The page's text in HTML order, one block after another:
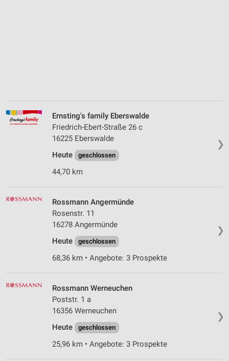
❯
Ernsting's family Eberswalde
Friedrich-Ebert-Straße 26 c
16225 Eberswalde
Heute
geschlossen
44,70 km
❯
Rossmann Angermünde
Rosenstr. 11
16278 Angermünde
Heute
geschlossen
68,36 km • Angebote: 3 Prospekte
❯
Rossmann Werneuchen
Poststr. 1 a
16356 Werneuchen
Heute
geschlossen
25,96 km • Angebote: 3 Prospekte